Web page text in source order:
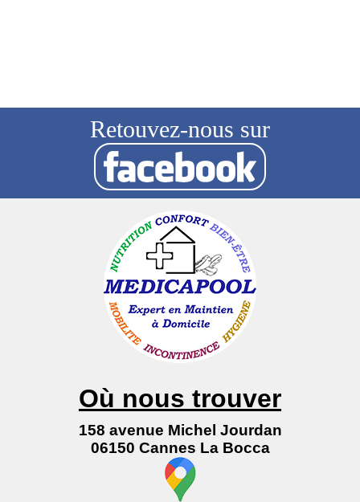
Retouvez-nous sur
Où nous trouver
158 avenue Michel Jourdan
06150 Cannes La Bocca